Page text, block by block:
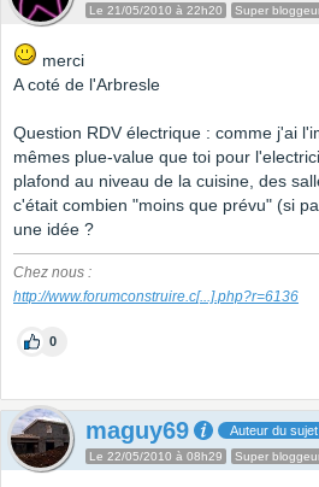
Le 21/05/2010 à 22h20 Super
merci
A coté de l'Arbresle
Question RDV électrique : comme j'ai
mêmes plue-value que toi pour
plafond au niveau de la cuisine, des
c'était combien "moins que prévu" (si
une idée ?
Chez nous :
http://www.forumconstruire.c[...].php?r=6136
0
maguy69 Auteur du sujet
Le 22/05/2010 à 08h29 Super